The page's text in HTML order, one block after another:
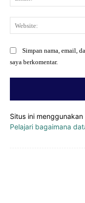
Simpan nama, email,
saya berkomentar.
Situs ini
Pelajari bagaimana